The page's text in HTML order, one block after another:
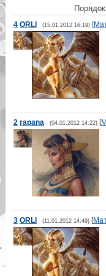
4 ORLI (15.01.2012 16:19)[
2 rapana (04.01.2012 14:22)[
3 ORLI (11.01.2012 14:49)[